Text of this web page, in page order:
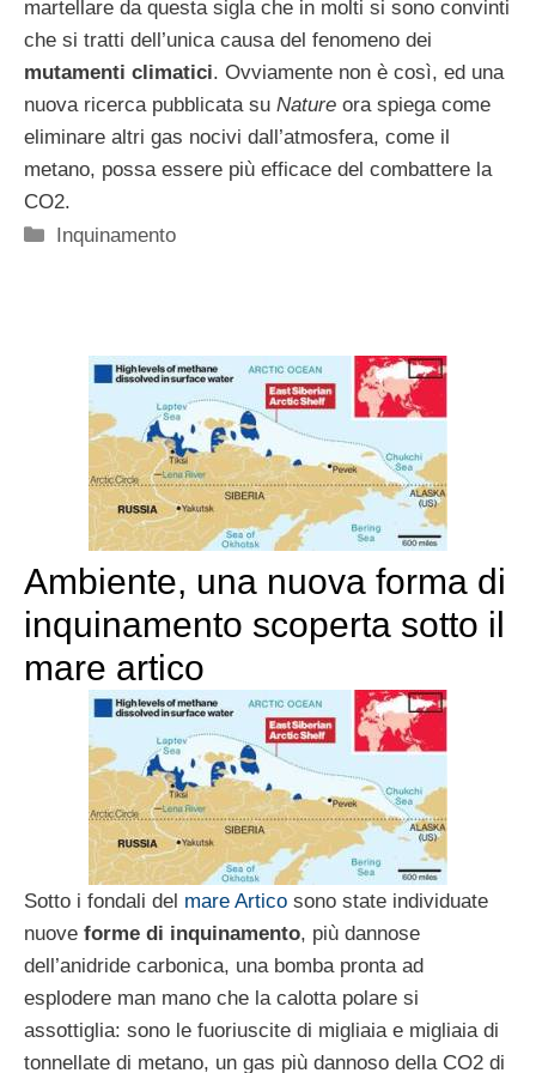
martellare da questa sigla che in molti si sono convinti
che si tratti dell’unica causa del fenomeno dei
mutamenti climatici. Ovviamente non è così, ed una
nuova ricerca pubblicata su Nature ora spiega come
eliminare altri gas nocivi dall’atmosfera, come il
metano, possa essere più efficace del combattere la
CO2.
Categorie
Inquinamento
Ambiente, una nuova forma di
inquinamento scoperta sotto il
mare artico
Sotto i fondali del mare Artico sono state individuate
nuove forme di inquinamento, più dannose
dell’anidride carbonica, una bomba pronta ad
esplodere man mano che la calotta polare si
assottiglia: sono le fuoriuscite di migliaia e migliaia di
tonnellate di metano, un gas più dannoso della CO2 di